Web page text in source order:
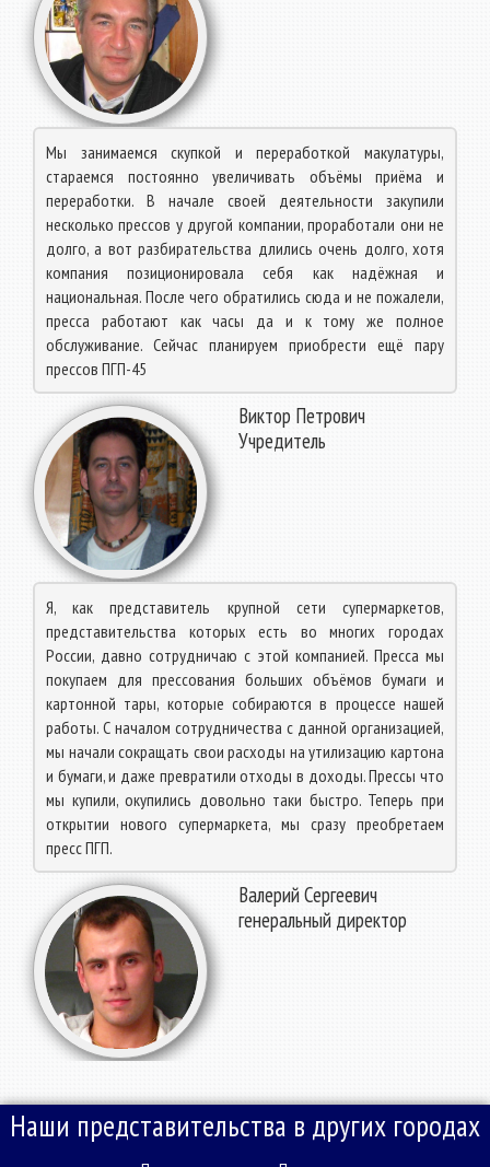
Мы занимаемся скупкой и переработкой макулатуры,
стараемся постоянно увеличивать объёмы приёма и
переработки. В начале своей деятельности закупили
несколько прессов у другой компании, проработали они не
долго, а вот разбирательства длились очень долго, хотя
компания позиционировала себя как надёжная и
национальная. После чего обратились сюда и не пожалели,
пресса работают как часы да и к тому же полное
обслуживание. Сейчас планируем приобрести ещё пару
прессов ПГП-45
Виктор Петрович
Учредитель
Я, как представитель крупной сети супермаркетов,
представительства которых есть во многих городах
России, давно сотрудничаю с этой компанией. Пресса мы
покупаем для прессования больших объёмов бумаги и
картонной тары, которые собираются в процессе нашей
работы. С началом сотрудничества с данной организацией,
мы начали сокращать свои расходы на утилизацию картона
и бумаги, и даже превратили отходы в доходы. Прессы что
мы купили, окупились довольно таки быстро. Теперь при
открытии нового супермаркета, мы сразу преобретаем
пресс ПГП.
Валерий Сергеевич
генеральный директор
Наши представительства в других городах